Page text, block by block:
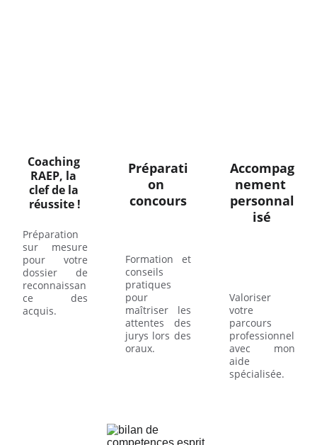
Coaching
RAEP, la
clef de la
réussite !
Préparati
on
concours
Accompag
nement
personnal
isé
Préparation
sur mesure
pour votre
dossier de
reconnaissan
ce des
acquis.
Formation et
conseils
pratiques
pour
maîtriser les
attentes des
jurys lors des
oraux.
Valoriser
votre
parcours
professionnel
avec mon
aide
spécialisée.